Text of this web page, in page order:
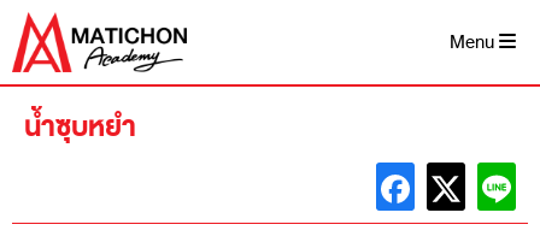
Skip
content
Menu
น้ำซุบหยำ